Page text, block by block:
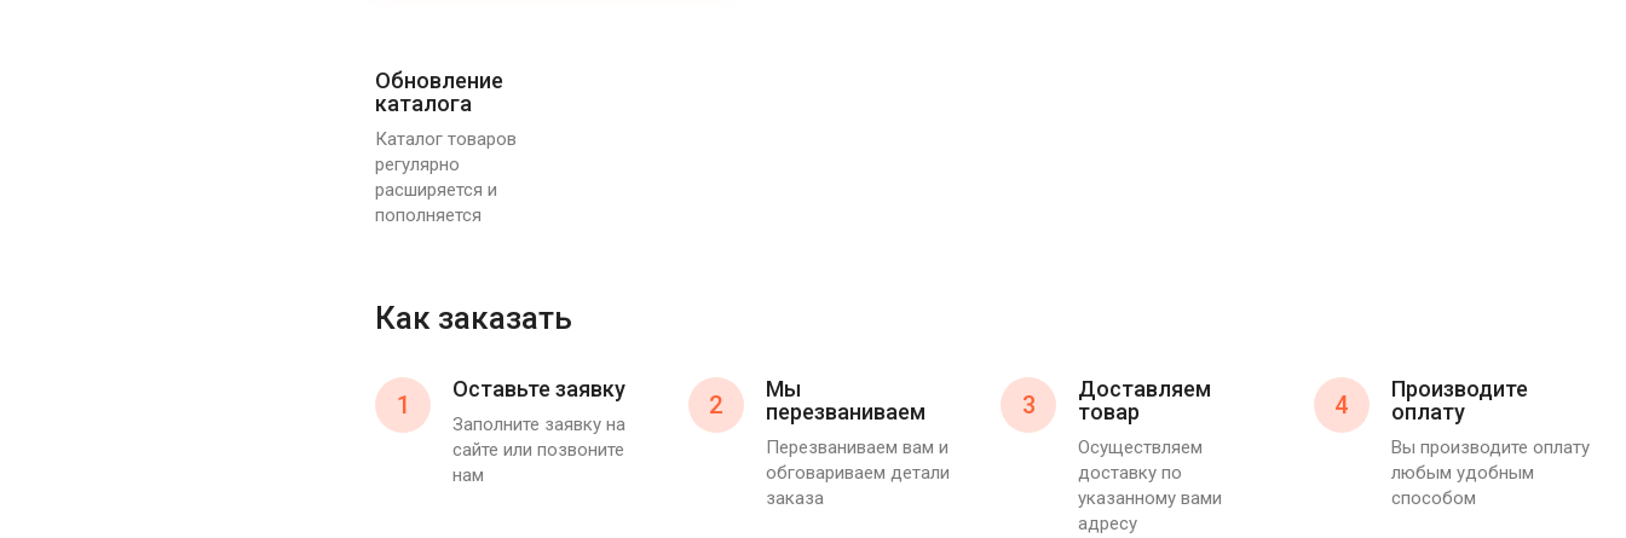
Обновление
каталога
Каталог товаров
регулярно
расширяется и
пополняется
Как заказать
1
Оставьте заявку
Заполните заявку на
сайте или позвоните
нам
2
Мы
перезваниваем
Перезваниваем вам и
обговариваем детали
заказа
3
Доставляем
товар
Осуществляем
доставку по
указанному вами
адресу
4
Производите
оплату
Вы производите оплату
любым удобным
способом